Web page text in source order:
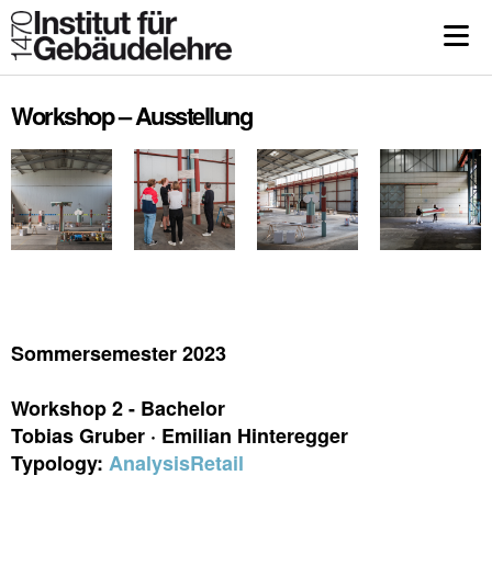
Workshop – Ausstellung
Sommersemester 2023
Workshop 2 - Bachelor
Tobias Gruber · Emilian Hinteregger
Typology: AnalysisRetail